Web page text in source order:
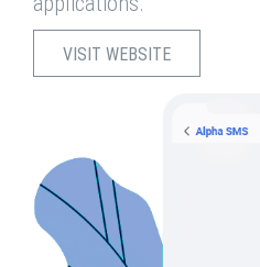
VISIT WEBSITE